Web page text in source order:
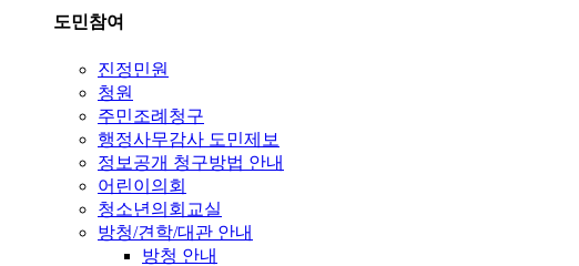
도민참여
진정민원
청원
주민조례청구
행정사무감사 도민제보
정보공개 청구방법 안내
어린이의회
청소년의회교실
방청/견학/대관 안내
방청 안내